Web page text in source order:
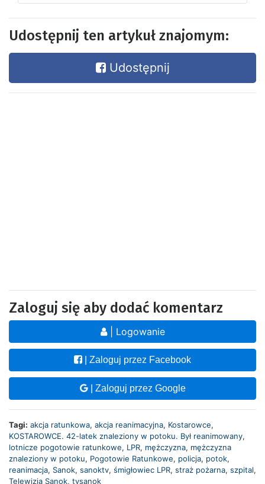
Udostępnij ten artykuł znajomym:
Udostępnij
Zaloguj się aby dodać komentarz
| Logowanie
| Zaloguj przez Facebook
| Zaloguj przez Google
Tagi: akcja ratunkowa, akcja reanimacyjna, Kostarowce,
KOSTAROWCE. 42-latek znaleziony w potoku. Był reanimowany,
lotnicze pogotowie ratunkowe, LPR, mężczyzna, mężczyzna
znaleziony w potoku, Pogotowie Ratunkowe, policja, potok,
reanimacja, Sanok, sanoktv, śmigłowiec LPR, straż pożarna, szpital,
Telewizja Sanok, tvsanok